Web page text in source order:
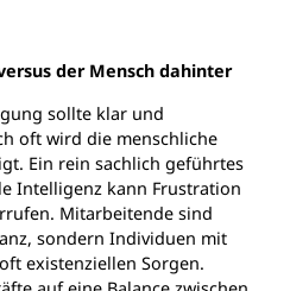
der Mensch dahinter
sollte klar und
oft wird die menschliche
Ein rein sachlich geführtes
Intelligenz kann Frustration
Mitarbeitende sind
sondern Individuen mit
existenziellen Sorgen.